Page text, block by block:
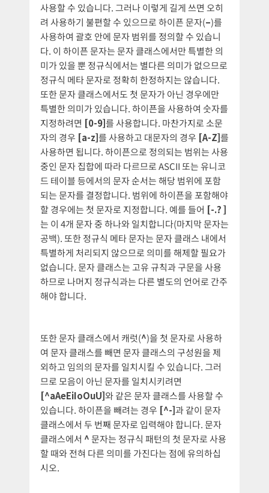
사용할 수 있습니다. 그러나 이렇게 길게 쓰면 오히
려 사용하기 불편할 수 있으므로 하이픈 문자(–)를
사용하여 괄호 안에 문자 범위를 정의할 수 있습니
다. 이 하이픈 문자는 문자 클래스에서만 특별한 의
미가 있을 뿐 정규식에서는 별다른 의미가 없으므로
정규식 메타 문자로 정확히 한정하지는 않습니다.
또한 문자 클래스에서도 첫 문자가 아닌 경우에만
특별한 의미가 있습니다. 하이픈을 사용하여 숫자를
지정하려면 [0-9]를 사용합니다. 마찬가지로 소문
자의 경우 [a-z]를 사용하고 대문자의 경우 [A-Z]를
사용하면 됩니다. 하이픈으로 정의되는 범위는 사용
중인 문자 집합에 따라 다르므로 ASCII 또는 유니코
드 테이블 등에서의 문자 순서는 해당 범위에 포함
되는 문자를 결정합니다. 범위에 하이픈을 포함해야
할 경우에는 첫 문자로 지정합니다. 예를 들어 [-.? ]
는 이 4개 문자 중 하나와 일치합니다(마지막 문자는
공백). 또한 정규식 메타 문자는 문자 클래스 내에서
특별하게 처리되지 않으므로 의미를 해제할 필요가
없습니다. 문자 클래스는 고유 규칙과 구문을 사용
하므로 나머지 정규식과는 다른 별도의 언어로 간주
해야 합니다.
또한 문자 클래스에서 캐럿(^)을 첫 문자로 사용하
여 문자 클래스를 빼면 문자 클래스의 구성원을 제
외하고 임의의 문자를 일치시킬 수 있습니다. 그러
므로 모음이 아닌 문자를 일치시키려면
[^aAeEiIoOuU]와 같은 문자 클래스를 사용할 수
있습니다. 하이픈을 빼려는 경우 [^-]과 같이 문자
클래스에서 두 번째 문자로 입력해야 합니다. 문자
클래스에서 ^문자는 정규식 패턴의 첫 문자로 사용
할 때와 전혀 다른 의미를 가진다는 점에 유의하십
시오.